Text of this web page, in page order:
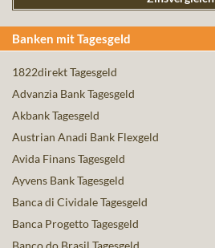
Banken mit Tagesgeld
1822direkt Tagesgeld
Advanzia Bank Tagesgeld
Akbank Tagesgeld
Austrian Anadi Bank Flexgeld
Avida Finans Tagesgeld
Ayvens Bank Tagesgeld
Banca di Cividale Tagesgeld
Banca Progetto Tagesgeld